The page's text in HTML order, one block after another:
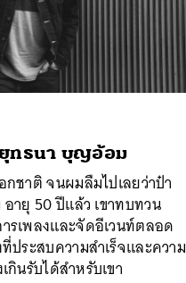
ทธนา บุญอ้อม
ชาติ จนผมลืมไปเลยว่าป๋า
ายุ 50 ปีแล้ว เขาทบทวน
รเพลงและจัดอีเวนท์ตลอด
ระสบความสำเร็จและความ
กินรับได้สำหรับเขา
LINE EMAIL